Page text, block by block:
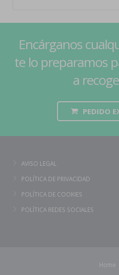
Encárganos
te lo preparamos
a
PEDIDO
AVISO LEGAL
POLÍTICA DE PRIVACIDAD
POLÍTICA DE COOKIES
POLÍTICA REDES SOCIALES
Home